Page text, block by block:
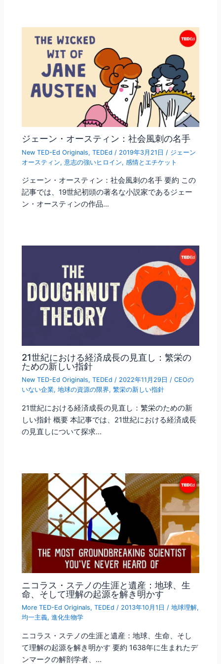
ジェーン・オースティン：社会風刺の名手
New TED-Ed Originals,TEDEd / 2019年3月21日 / ジェーン
オースティン,意志の強いヒロイン,感情とエチケット
ジェーン・オースティン：社会風刺の名手 要約 この
記事では、19世紀初頭の著名な小説家であるジェー
ン・オースティンの作品…
21世紀における経済成長の見直し：繁栄の
ための新しい指針
New TED-Ed Originals,TEDEd / 2022年11月29日/CEOの
いない企業,地球の資源の限界,繁栄の新しい指針
21世紀における経済成長の見直し：繁栄のための新
しい指針 概要 本記事では、21世紀における経済成長
の見直しについて探求…
ニコラス・ステノの生涯と遺産：地球、生
命、そして理解の起源を解き明かす
More TED-Ed Originals,TEDEd / 2013年10月1日 /地球理解,
均一主義,進化生物学
ニコラス・ステノの生涯と遺産：地球、生命、そし
て理解の起源を解き明かす 要約 1638年に生まれたデ
ンマークの解剖学者、…